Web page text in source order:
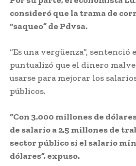
consideró que la trama de
“saqueo” de Pdvsa.
“Es una vergüenza”,
puntualizó que el dinero
usarse para mejorar los
públicos.
“Con 3.000 millones de
de salario a 2,5 millones de
sector público si el salario
dólares”, expuso.